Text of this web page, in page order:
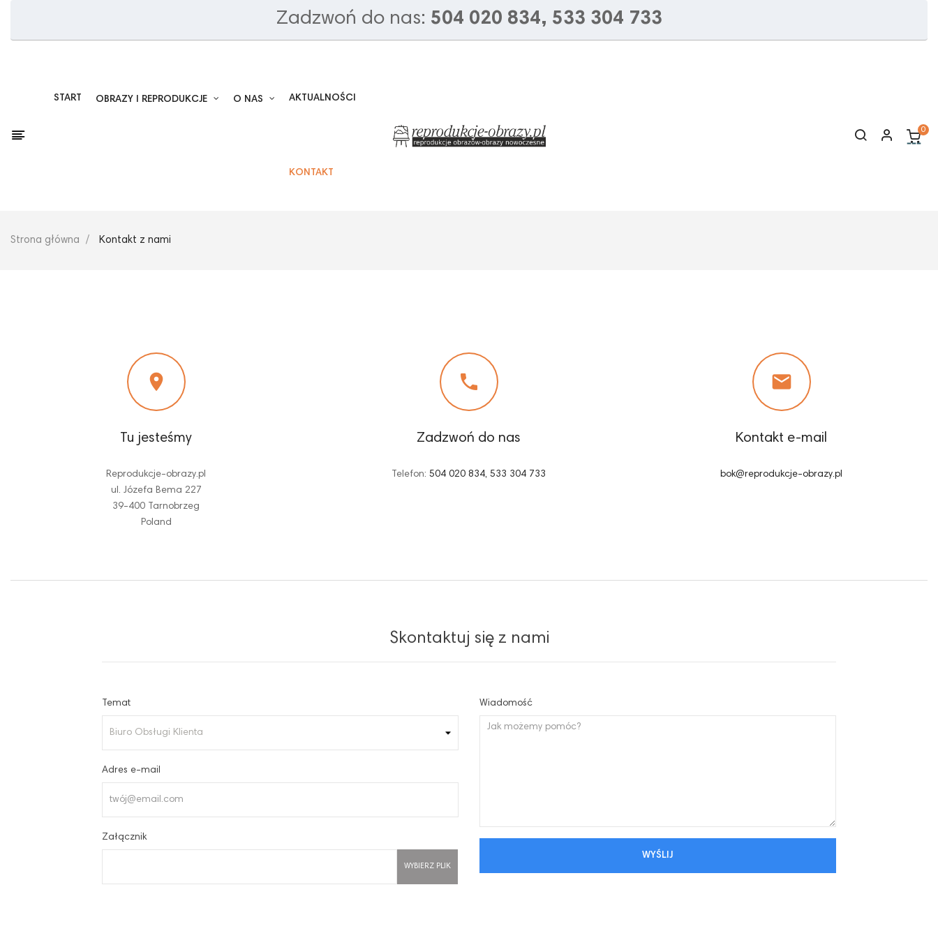
Zadzwoń do nas: 504 020 834, 533 304 733
START OBRAZY I REPRODUKCJE O NAS AKTUALNOŚCI
KONTAKT
0
Strona główna Kontakt z nami

Tu jesteśmy
Reprodukcje-obrazy.pl
ul. Józefa Bema 227
39-400 Tarnobrzeg
Poland

Zadzwoń do nas
Telefon:504 020 834, 533 304 733

Kontakt e-mail
bok@reprodukcje-obrazy.pl
Skontaktuj się z nami
Temat
Adres e-mail
Załącznik
WYBIERZ PLIK
Wiadomość